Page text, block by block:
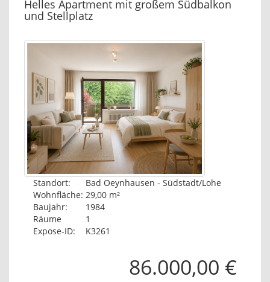
Helles Apartment mit großem Südbalkon
und Stellplatz
Standort:
Bad Oeynhausen - Südstadt/Lohe
Wohnfläche: 29,00 m²
Baujahr:
1984
Räume
1
Expose-ID:
K3261
86.000,00 €